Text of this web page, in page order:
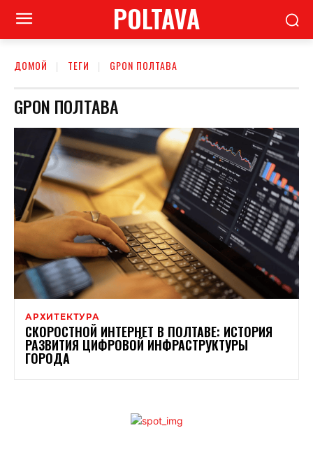
POLTAVA
ДОМОЙ ТЕГИ GPON ПОЛТАВА
GPON ПОЛТАВА
АРХИТЕКТУРА
СКОРОСТНОЙ ИНТЕРНЕТ В ПОЛТАВЕ: ИСТОРИЯ
РАЗВИТИЯ ЦИФРОВОЙ ИНФРАСТРУКТУРЫ
ГОРОДА